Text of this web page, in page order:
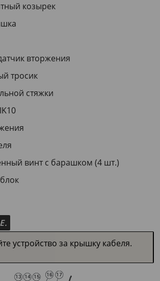
козырек
вторжения
тросик
стяжки
винт с барашком (4 шт.)
устройство за крышку кабеля.